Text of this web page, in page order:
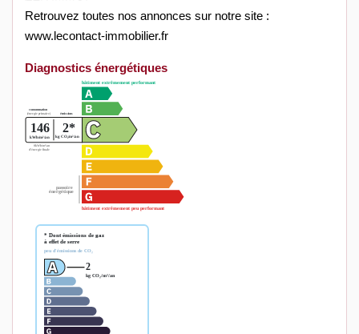
Retrouvez toutes nos annonces sur notre site :
www.lecontact-immobilier.fr
Diagnostics énergétiques